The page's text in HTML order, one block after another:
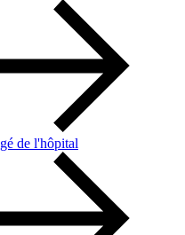
de l'hôpital